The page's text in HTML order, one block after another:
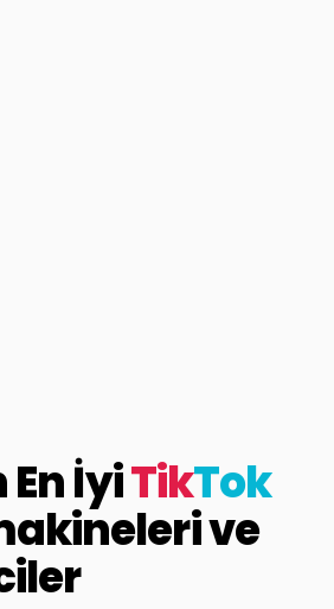
En İyiTikTok
ve